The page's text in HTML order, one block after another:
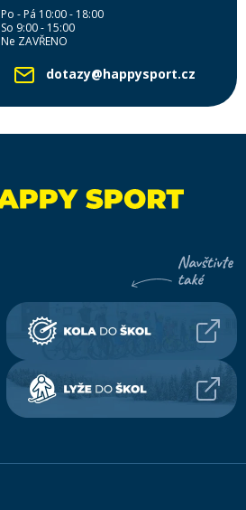
Po - Pá 10:00 - 18:00
So 9:00 - 15:00
Ne ZAVŘENO
dotazy@happysport.cz